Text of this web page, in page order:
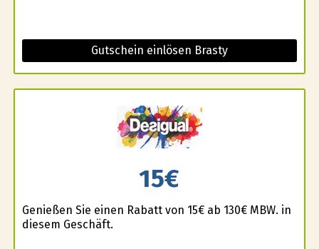
Gutschein einlösen Brasty
15€
Genießen Sie einen Rabatt von 15€ ab 130€ MBW. in
diesem Geschäft.